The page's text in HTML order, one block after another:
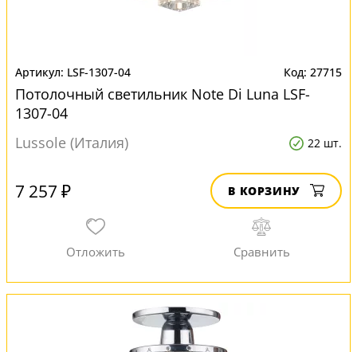
LSF-1307-04 27715
Потолочный светильник Note Di Luna LSF-
1307-04
Lussole (Италия)
22 шт.
7 257 ₽ В КОРЗИНУ